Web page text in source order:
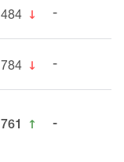
484 ↓ -
784 ↓ -
761 ↑ -